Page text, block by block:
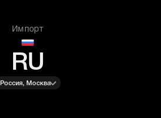
Импорт
RU
Россия, Москва